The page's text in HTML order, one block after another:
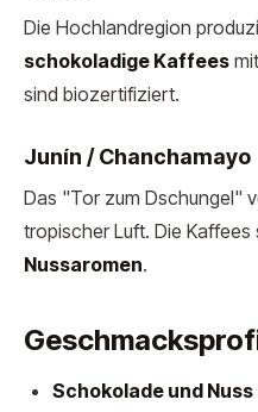
Die Hochlandregion
schokoladige Kaffees
sind biozertifiziert.
Junín / Chanchamayo
Das "Tor zum Dschungel"
tropischer Luft. Die Kaffees
Nussaromen.
Schokolade und Nuss